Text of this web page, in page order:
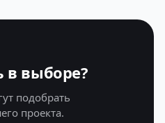
выборе?
подобрать
проекта.